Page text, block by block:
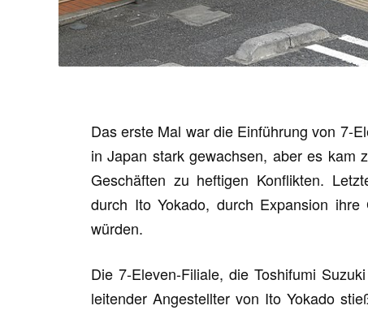
Das erste Mal war die Einführung von 7-
in Japan stark gewachsen, aber es kam
Geschäften zu heftigen Konflikten.
durch Ito Yokado, durch Expansion ihre
würden.
Die 7-Eleven-Filiale, die Toshifumi
leitender Angestellter von Ito Yokado